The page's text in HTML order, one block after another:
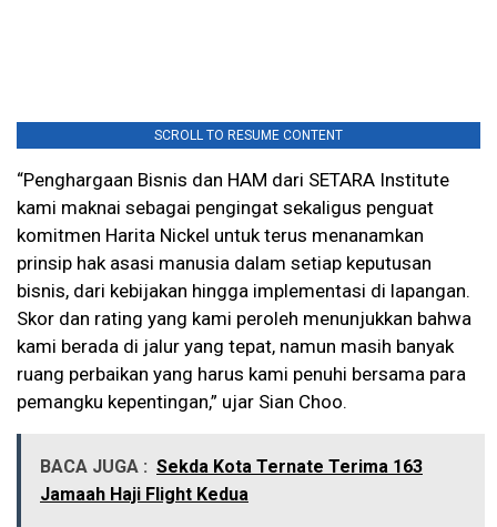
SCROLL TO RESUME CONTENT
“Penghargaan Bisnis dan HAM dari SETARA Institute
kami maknai sebagai pengingat sekaligus penguat
komitmen Harita Nickel untuk terus menanamkan
prinsip hak asasi manusia dalam setiap keputusan
bisnis, dari kebijakan hingga implementasi di lapangan.
Skor dan rating yang kami peroleh menunjukkan bahwa
kami berada di jalur yang tepat, namun masih banyak
ruang perbaikan yang harus kami penuhi bersama para
pemangku kepentingan,” ujar Sian Choo.
BACA JUGA : Sekda Kota Ternate Terima 163
Jamaah Haji Flight Kedua